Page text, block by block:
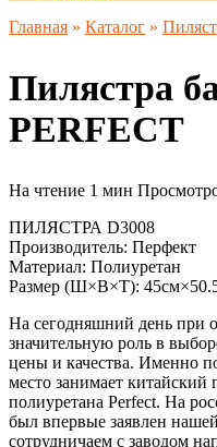
Главная » Каталог »
Пилястра
PERFECT
На чтение 1 мин
ПИЛЯСТРА D3008
Производитель: Перфект
Материал: Полиуретан
Размер (Ш×В×Т):
На сегодняшний день при
значительную роль в
цены и качества. Именно
место занимает
полиуретана Perfect. На
был впервые заявлен
сотрудничаем с заводом